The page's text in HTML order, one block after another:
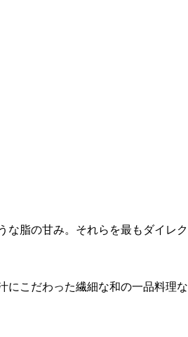
な脂の甘み。それらを最もダイレク
にこだわった繊細な和の一品料理な